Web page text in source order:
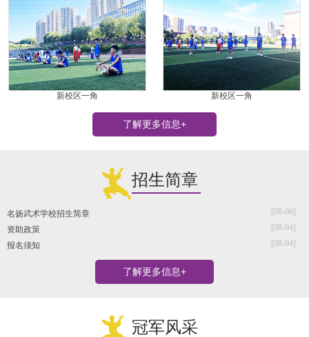
新校区一角 新校区一角
了解更多信息+
招生简章
名扬武术学校招生简章
[08-06]
资助政策
[08-04]
报名须知
[08-04]
了解更多信息+
冠军风采